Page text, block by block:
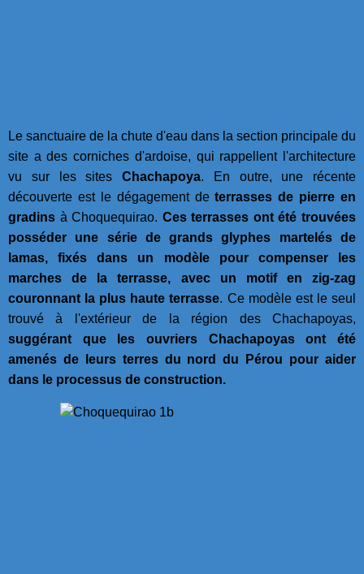
Le sanctuaire de la chute d'eau dans la section principale du
site a des corniches d'ardoise, qui rappellent l'architecture
vu sur les sites Chachapoya. En outre, une récente
découverte est le dégagement deterrasses de pierre en
gradins à Choquequirao. Ces terrasses ont été trouvées
posséder une série de grands glyphes martelés de
lamas, fixés dans un modèle pour compenser les
marches de la terrasse, avec un motif en zig-zag
couronnant la plus haute terrasse. Ce modèle est le seul
trouvé à l'extérieur de la région des Chachapoyas,
suggérant que les ouvriers Chachapoyas ont été
amenés de leurs terres du nord du Pérou pour aider
dans le processus de construction.